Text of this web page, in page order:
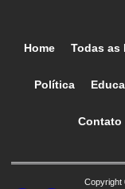
Home Todas as
Política
Contato
Copyright